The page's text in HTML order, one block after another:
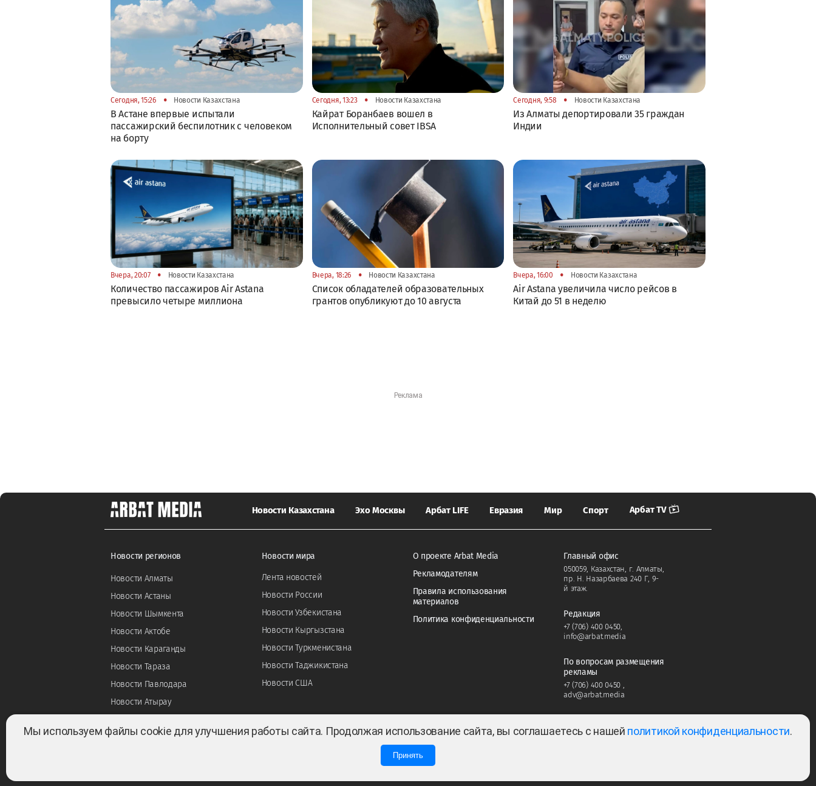
Сегодня, 15:26 • Новости Казахстана
В Астане впервые испытали
пассажирский беспилотник с человеком
на борту
Сегодня, 13:23 • Новости Казахстана
Кайрат Боранбаев вошел в
Исполнительный совет IBSA
Сегодня, 9:58 • Новости Казахстана
Из Алматы депортировали 35 граждан
Индии
Вчера, 20:07 • Новости Казахстана
Количество пассажиров Air Astana
превысило четыре миллиона
Вчера, 18:26 • Новости Казахстана
Список обладателей образовательных
грантов опубликуют до 10 августа
Вчера, 16:00 • Новости Казахстана
Air Astana увеличила число рейсов в
Китай до 51 в неделю
Новости Казахстана Эхо Москвы Арбат LIFE Евразия Мир Спорт Арбат TV
Новости регионов
Новости Алматы
Новости Астаны
Новости Шымкента
Новости Актобе
Новости Караганды
Новости Тараза
Новости Павлодара
Новости Атырау
Новости мира
Лента новостей
Новости России
Новости Узбекистана
Новости Кыргызстана
Новости Туркменистана
Новости Таджикистана
Новости США
О проекте Arbat Media
Рекламодателям
Правила использования
материалов
Политика конфиденциальности
Главный офис
050059, Казахстан, г. Алматы,
пр. Н. Назарбаева 240 Г, 9-
й этаж.
Редакция
+7 (706) 400 0450
info@arbat.media
По вопросам размещения
рекламы
+7 (706) 400 0450
adv@arbat.media
Тема:
Мы используем файлы cookie для улучшения работы сайта. Продолжая использование сайта, вы соглашаетесь с нашей политикой конфиденциальности.
Принять